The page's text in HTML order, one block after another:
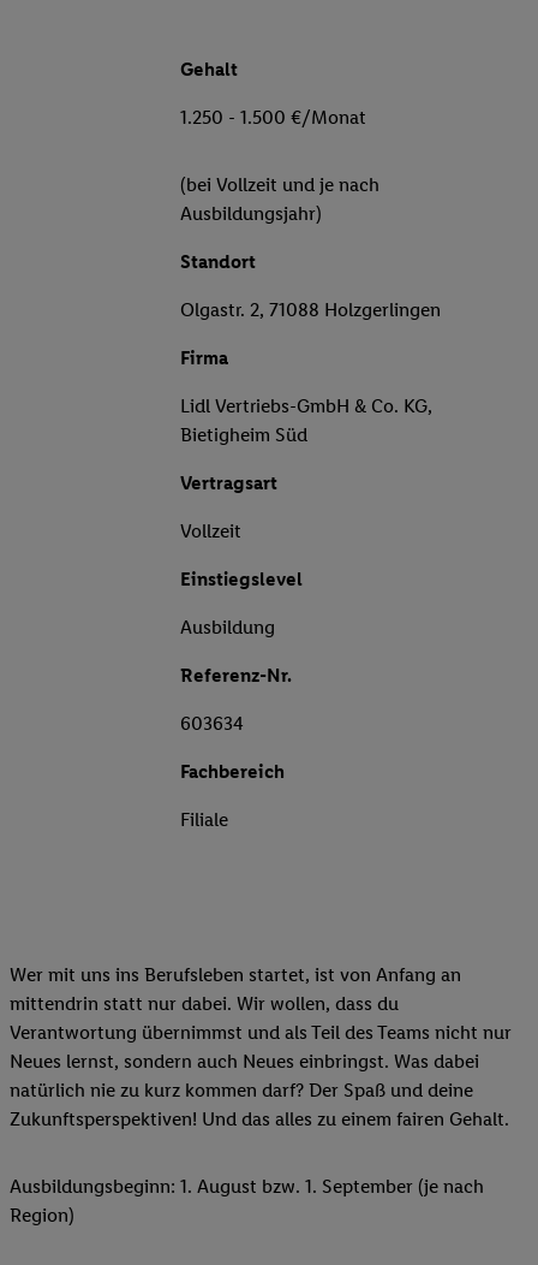
Gehalt
1.250 - 1.500 €/Monat
(bei Vollzeit und je nach
Ausbildungsjahr)
Standort
Olgastr. 2, 71088 Holzgerlingen
Firma
Lidl Vertriebs-GmbH & Co. KG,
Bietigheim Süd
Vertragsart
Vollzeit
Einstiegslevel
Ausbildung
Referenz-Nr.
603634
Fachbereich
Filiale
Wer mit uns ins Berufsleben startet, ist von Anfang an
mittendrin statt nur dabei. Wir wollen, dass du
Verantwortung übernimmst und als Teil des Teams nicht nur
Neues lernst, sondern auch Neues einbringst. Was dabei
natürlich nie zu kurz kommen darf? Der Spaß und deine
Zukunftsperspektiven! Und das alles zu einem fairen Gehalt.
Ausbildungsbeginn: 1. August bzw. 1. September (je nach
Region)